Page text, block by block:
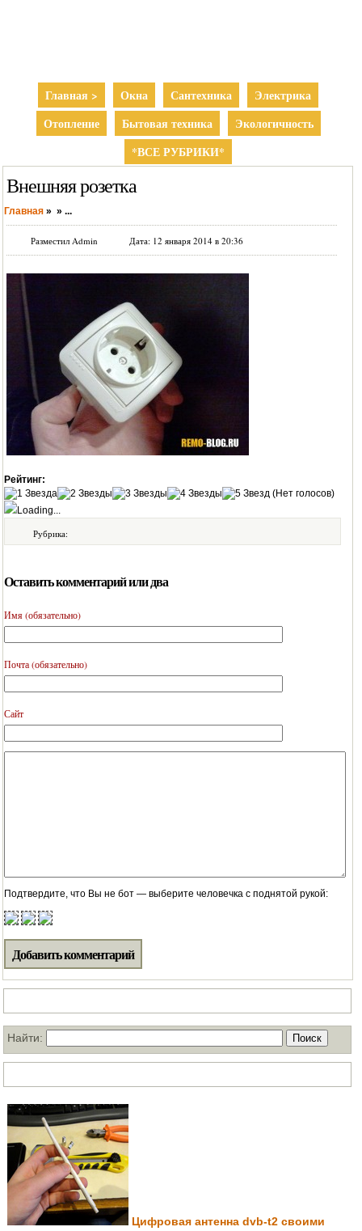
Главная > Окна Сантехника
Электрика
Отопление
Бытовая техника
Экологичность
*ВСЕ РУБРИКИ*
Внешняя розетка
Главная » » ...
Разместил Admin Дата: 12 января 2014 в 20:36
Рейтинг:
(Нет голосов)
Loading...
Рубрика:
Оставить комментарий или два
Имя (обязательно)
Почта (обязательно)
Сайт
Подтвердите, что Вы не бот — выберите человечка с поднятой рукой:
Найти:
Цифровая антенна dvb-t2 своими